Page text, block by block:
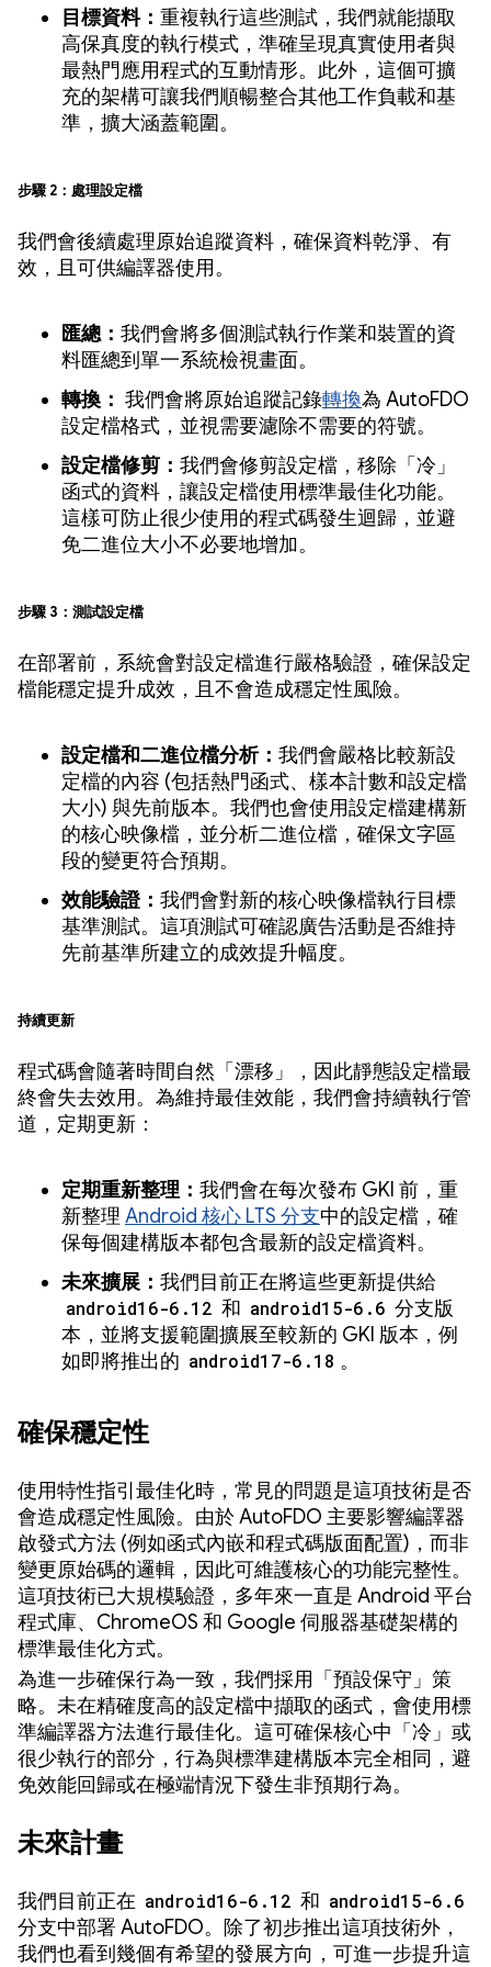
目標資料： 重複執行這些測試，我們就能擷取
高保真度的執行模式，準確呈現真實使用者與
最熱門應用程式的互動情形。此外，這個可擴
充的架構可讓我們順暢整合其他工作負載和基
準，擴大涵蓋範圍。
步驟 2：處理設定檔
我們會後續處理原始追蹤資料，確保資料乾淨、有
效，且可供編譯器使用。
匯總： 我們會將多個測試執行作業和裝置的資
料匯總到單一系統檢視畫面。
轉換： 我們會將原始追蹤記錄轉換為 AutoFDO
設定檔格式，並視需要濾除不需要的符號。
設定檔修剪： 我們會修剪設定檔，移除「冷」
函式的資料，讓設定檔使用標準最佳化功能。
這樣可防止很少使用的程式碼發生迴歸，並避
免二進位大小不必要地增加。
步驟 3：測試設定檔
在部署前，系統會對設定檔進行嚴格驗證，確保設定
檔能穩定提升成效，且不會造成穩定性風險。
設定檔和二進位檔分析： 我們會嚴格比較新設
定檔的內容 (包括熱門函式、樣本計數和設定檔
大小) 與先前版本。我們也會使用設定檔建構新
的核心映像檔，並分析二進位檔，確保文字區
段的變更符合預期。
效能驗證： 我們會對新的核心映像檔執行目標
基準測試。這項測試可確認廣告活動是否維持
先前基準所建立的成效提升幅度。
持續更新
程式碼會隨著時間自然「漂移」，因此靜態設定檔最
終會失去效用。為維持最佳效能，我們會持續執行管
道，定期更新：
定期重新整理： 我們會在每次發布 GKI 前，重
新整理 Android 核心 LTS 分支中的設定檔，確
保每個建構版本都包含最新的設定檔資料。
未來擴展： 我們目前正在將這些更新提供給
android16-6.12 和 android15-6.6 分支版
本，並將支援範圍擴展至較新的 GKI 版本，例
如即將推出的 android17-6.18 。
確保穩定性
使用特性指引最佳化時，常見的問題是這項技術是否
會造成穩定性風險。由於 AutoFDO 主要影響編譯器
啟發式方法 (例如函式內嵌和程式碼版面配置)，而非
變更原始碼的邏輯，因此可維護核心的功能完整性。
這項技術已大規模驗證，多年來一直是 Android 平台
程式庫、ChromeOS 和 Google 伺服器基礎架構的
標準最佳化方式。
為進一步確保行為一致，我們採用「預設保守」策
略。未在精確度高的設定檔中擷取的函式，會使用標
準編譯器方法進行最佳化。這可確保核心中「冷」或
很少執行的部分，行為與標準建構版本完全相同，避
免效能回歸或在極端情況下發生非預期行為。
未來計畫
我們目前正在 android16-6.12 和 android15-6.6
分支中部署 AutoFDO。除了初步推出這項技術外，
我們也看到幾個有希望的發展方向，可進一步提升這